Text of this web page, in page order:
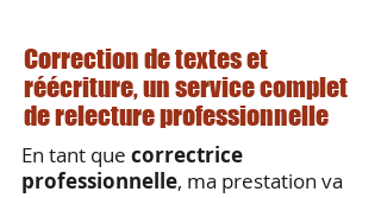
Correction de textes et
réécriture, un service complet
de relecture professionnelle
En tant que correctrice
professionnelle, ma prestation va